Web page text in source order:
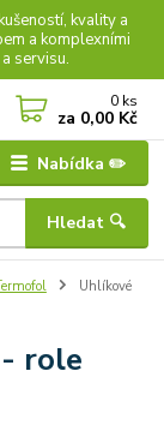
kvality a
a komplexními
servisu.
Nabídka ✏️
Hledat 🔍
0 ks
za 0,00 Kč
Uhlíkové
role